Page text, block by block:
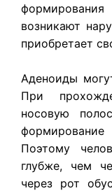
возникают
приобретает
Аденоиды
При
носовую
Поэтому
глубже, чем
через рот